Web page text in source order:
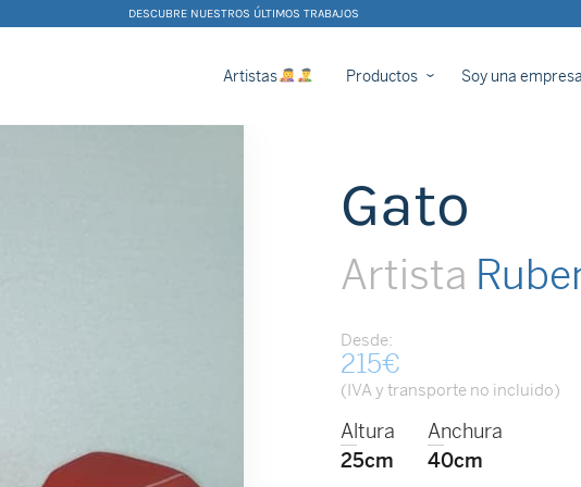
DESCUBRE NUESTROS ÚLTIMOS TRABAJOS
Artistas Productos Soy una empresa
Gato
Artista
Desde:
215€
(IVA y transporte no incluido)
Altura
25cm
Anchura
40cm